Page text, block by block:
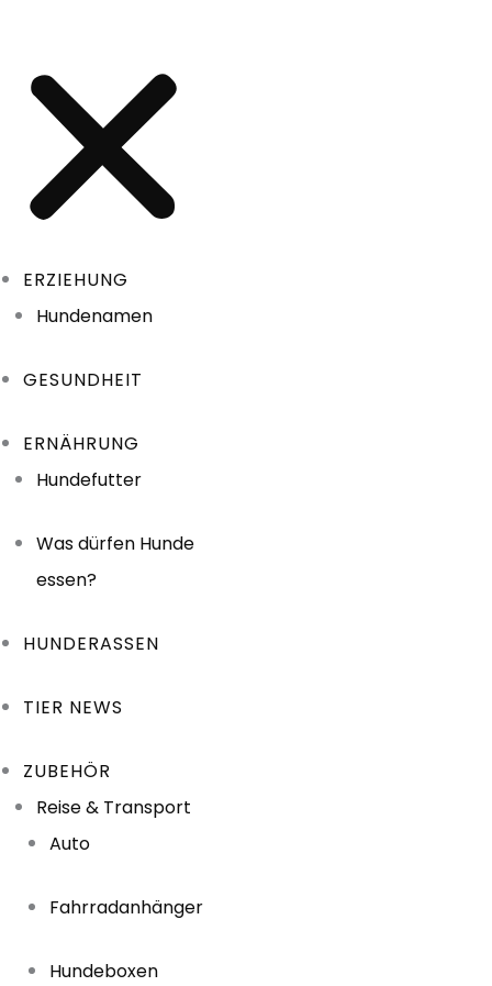
ERZIEHUNG
Hundenamen
GESUNDHEIT
ERNÄHRUNG
Hundefutter
Was dürfen Hunde
essen?
HUNDERASSEN
TIER NEWS
ZUBEHÖR
Reise & Transport
Auto
Fahrradanhänger
Hundeboxen